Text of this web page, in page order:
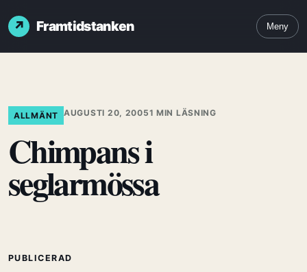
Framtidstanken Meny
ALLMÄNT AUGUSTI 20, 20051 MIN LÄSNING
Chimpans i
seglarmössa
PUBLICERAD